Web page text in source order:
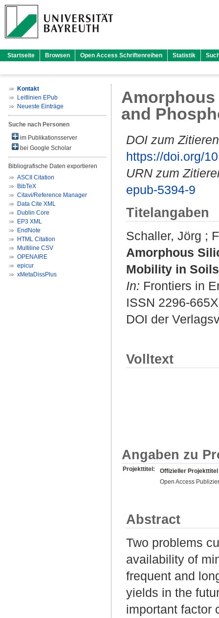
Startseite Browsen Open Access Schriftenreihen Statistik
Kontakt
Leitlinien EPub
Neueste Einträge
Suche nach Personen
im Publikationsserver
bei Google Scholar
Bibliografische Daten exportieren
ASCII Citation
BibTeX
Citavi/Reference Manager
Data Cite XML
Dublin Core
EP3 XML
EndNote
HTML Citation
Multiline CSV
OPENAIRE
epicur
xMetaDissPlus
Amorphous
and
DOI zum
https://doi.org/
URN zum
epub-5394-9
Titelangaben
Schaller, Jörg ;
Amorphous
Mobility in
In: Frontiers in
ISSN 2296-665X
DOI der
Volltext
Angaben zu
Projekttitel:
Offizieller Projekttitel
Open Access
Abstract
Two problems
availability of
frequent and
yields in the
important factor